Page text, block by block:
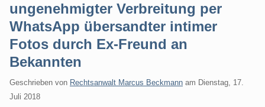
ungenehmigter Verbreitung per
WhatsApp übersandter intimer
Fotos durch Ex-Freund an
Bekannten
Geschrieben von Rechtsanwalt Marcus Beckmann am Dienstag, 17.
Juli 2018